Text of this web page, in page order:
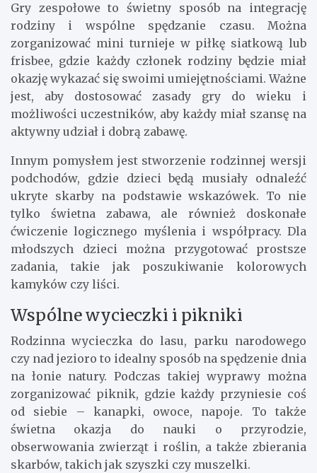
Gry zespołowe to świetny sposób na integrację
rodziny i wspólne spędzanie czasu. Można
zorganizować mini turnieje w piłkę siatkową lub
frisbee, gdzie każdy członek rodziny będzie miał
okazję wykazać się swoimi umiejętnościami. Ważne
jest, aby dostosować zasady gry do wieku i
możliwości uczestników, aby każdy miał szansę na
aktywny udział i dobrą zabawę.
Innym pomysłem jest stworzenie rodzinnej wersji
podchodów, gdzie dzieci będą musiały odnaleźć
ukryte skarby na podstawie wskazówek. To nie
tylko świetna zabawa, ale również doskonałe
ćwiczenie logicznego myślenia i współpracy. Dla
młodszych dzieci można przygotować prostsze
zadania, takie jak poszukiwanie kolorowych
kamyków czy liści.
Wspólne wycieczki i pikniki
Rodzinna wycieczka do lasu, parku narodowego
czy nad jezioro to idealny sposób na spędzenie dnia
na łonie natury. Podczas takiej wyprawy można
zorganizować piknik, gdzie każdy przyniesie coś
od siebie – kanapki, owoce, napoje. To także
świetna okazja do nauki o przyrodzie,
obserwowania zwierząt i roślin, a także zbierania
skarbów, takich jak szyszki czy muszelki.